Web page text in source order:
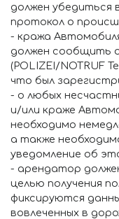
должен убедиться
протокол о
- кража
должен сообщить
(POLIZEI/NOTRUF
что был
- о любых
и/или краже
необходимо
а также
уведомление об
- арендатор
целью получения
фиксируются
вовлеченных в